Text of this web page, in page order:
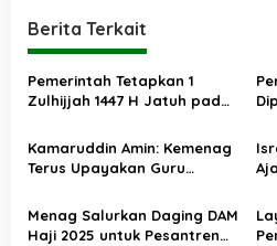
g
a
s
i
p
o
s
Berita Terkait
Pemerintah Tetapkan 1
Zulhijjah 1447 H Jatuh pada
Kamaruddin Amin: Kemenag
Terus Upayakan Guru
Diangkat PPPK
Menag Salurkan Daging DAM
Haji 2025 untuk Pesantren